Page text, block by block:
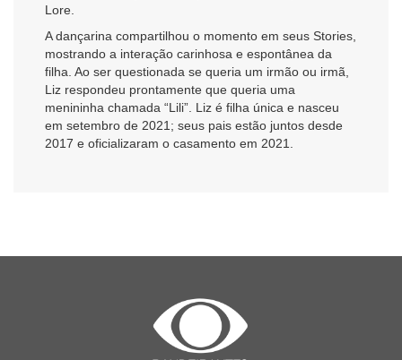
Lore.
A dançarina compartilhou o momento em seus Stories,
mostrando a interação carinhosa e espontânea da
filha. Ao ser questionada se queria um irmão ou irmã,
Liz respondeu prontamente que queria uma
menininha chamada “Lili”. Liz é filha única e nasceu
em setembro de 2021; seus pais estão juntos desde
2017 e oficializaram o casamento em 2021.